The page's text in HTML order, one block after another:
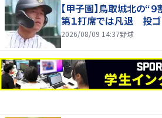
【甲子園】鳥取城北の
第１打席では凡退 投ゴ
2026/08/09 14:37野球